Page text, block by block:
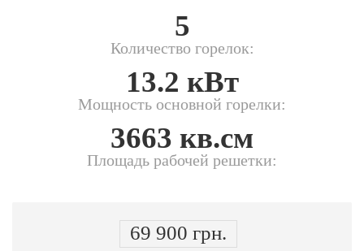
5
Количество горелок:
13.2 кВт
Мощность основной горелки:
3663 кв.см
Площадь рабочей решетки:
69 900 грн.